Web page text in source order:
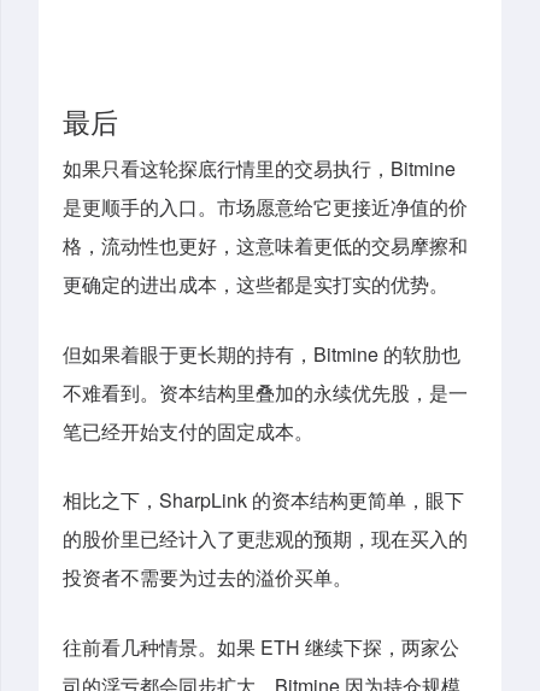
最后
如果只看这轮探底行情里的交易执行，Bitmine
是更顺手的入口。市场愿意给它更接近净值的价
格，流动性也更好，这意味着更低的交易摩擦和
更确定的进出成本，这些都是实打实的优势。
但如果着眼于更长期的持有，Bitmine 的软肋也
不难看到。资本结构里叠加的永续优先股，是一
笔已经开始支付的固定成本。
相比之下，SharpLink 的资本结构更简单，眼下
的股价里已经计入了更悲观的预期，现在买入的
投资者不需要为过去的溢价买单。
往前看几种情景。如果 ETH 继续下探，两家公